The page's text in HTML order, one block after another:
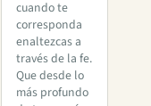
cuando te
corresponda
enaltezcas a
través de la fe.
Que desde lo
más profundo